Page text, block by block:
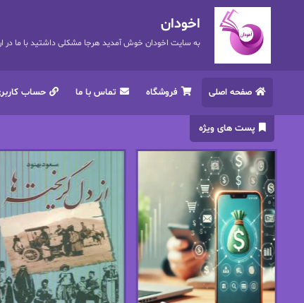
اخودان
به سایت اخودان خوش آمدید هرجا مشکلی داشتید با ما در ارتباط
صفحه اصلی فروشگاه تماس با ما حساب
پست های ویژه